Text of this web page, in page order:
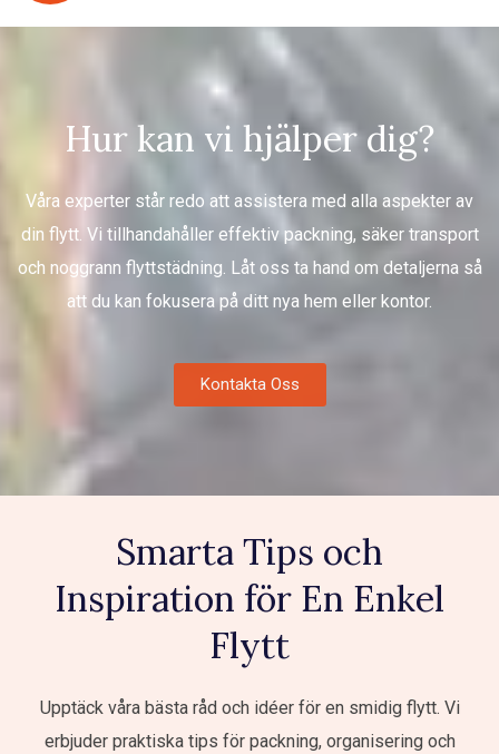
Hur kan vi hjälper dig?
Våra experter står redo att assistera med alla aspekter av
din flytt. Vi tillhandahåller effektiv packning, säker transport
och noggrann flyttstädning. Låt oss ta hand om detaljerna så
att du kan fokusera på ditt nya hem eller kontor.
Kontakta Oss
Smarta Tips och
Inspiration för En Enkel
Flytt
Upptäck våra bästa råd och idéer för en smidig flytt. Vi
erbjuder praktiska tips för packning, organisering och